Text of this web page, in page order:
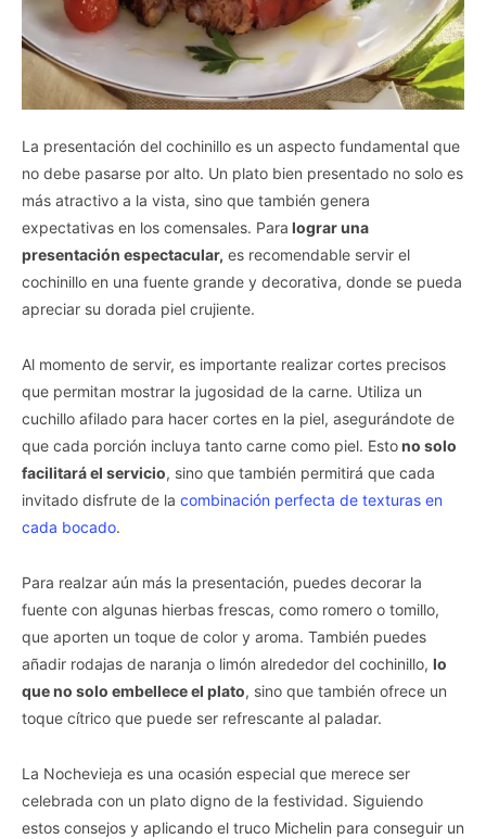
I want to opt-out of the Sharing of my
personal data.
Opted In
I want to opt-out of the Sale of my
Personal Data.
I want to opt-out of processing my
Personal Data for Targeted Advertising.
Opted In
I want to opt-out of Collection, Use,
Retention, Sale, and/or Sharing of my
Personal Data that Is Unrelated with the
Purposes for which it was collected.
Opted Out
La presentación del cochinillo es un aspecto fundamental que
no debe pasarse por alto. Un plato bien presentado no solo es
más atractivo a la vista, sino que también genera
expectativas en los comensales. Para lograr una
presentación espectacular, es recomendable servir el
cochinillo en una fuente grande y decorativa, donde se pueda
apreciar su dorada piel crujiente.
Al momento de servir, es importante realizar cortes precisos
que permitan mostrar la jugosidad de la carne. Utiliza un
cuchillo afilado para hacer cortes en la piel, asegurándote de
que cada porción incluya tanto carne como piel. Estono solo
facilitará el servicio, sino que también permitirá que cada
invitado disfrute de la combinación perfecta de texturas en
cada bocado.
Para realzar aún más la presentación, puedes decorar la
fuente con algunas hierbas frescas, como romero o tomillo,
que aporten un toque de color y aroma. También puedes
añadir rodajas de naranja o limón alrededor del cochinillo, lo
que no solo embellece el plato, sino que también ofrece un
toque cítrico que puede ser refrescante al paladar.
La Nochevieja es una ocasión especial que merece ser
celebrada con un plato digno de la festividad. Siguiendo
estos consejos y aplicando el truco Michelin para conseguir un